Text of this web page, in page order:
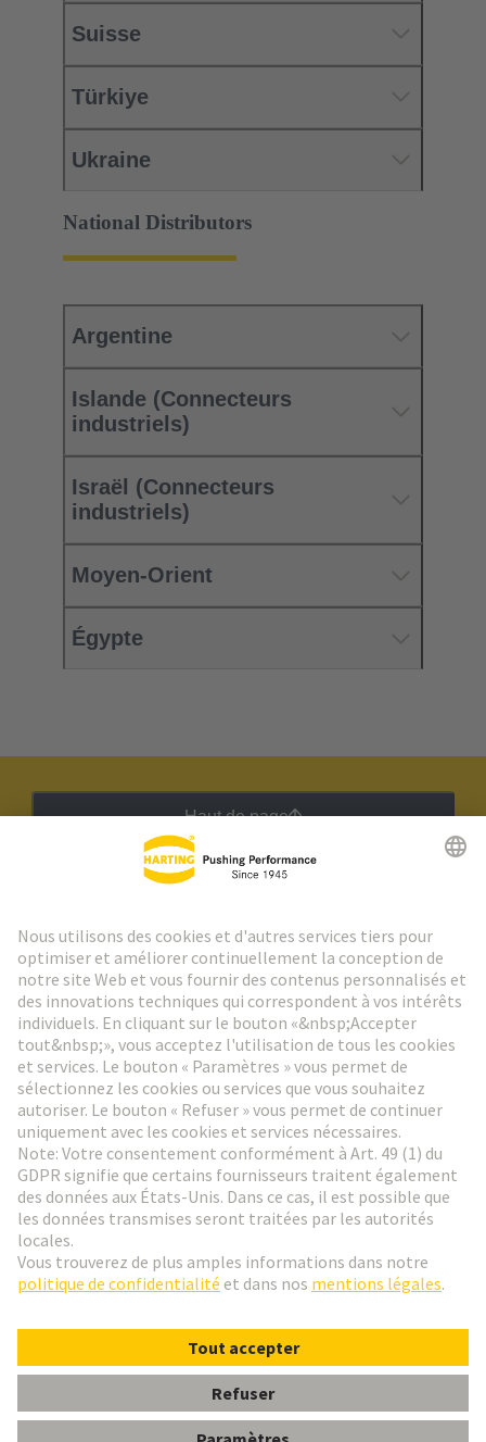
Suisse
Türkiye
Ukraine
National Distributors
Argentine
Islande (Connecteurs
industriels)
Israël (Connecteurs
industriels)
Moyen-Orient
Égypte
Haut de page
Aller à l'inscription
Social Media
Belgique Français
© HARTING Technology Group
ContactPolitique de confidentialité
Conditions Générales de Vente